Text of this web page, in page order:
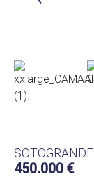
450.000 €